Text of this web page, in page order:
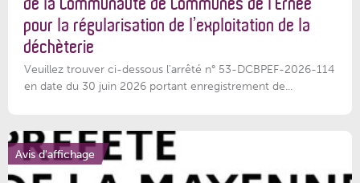
pour la régularisation de l’exploitation de la
déchèterie
Veuillez trouver ci-dessous l'arrêté n° 53-DCBPEF-2026-114
en date du 30 juin 2026 portant enregistrement de...
Avis d'affichage